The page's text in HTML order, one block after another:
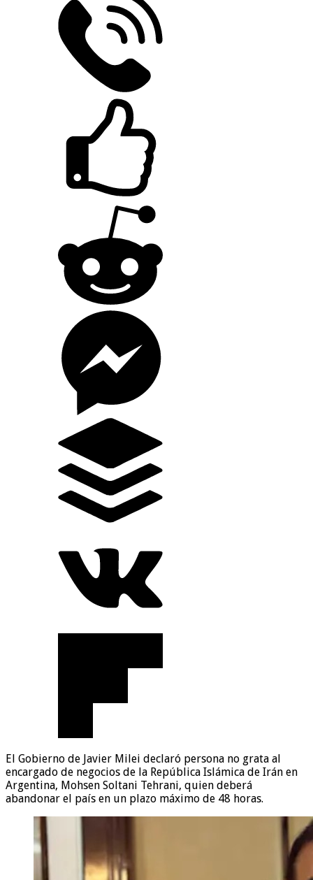
El Gobierno de Javier Milei declaró persona no grata al
encargado de negocios de la República Islámica de Irán en
Argentina, Mohsen Soltani Tehrani, quien deberá
abandonar el país en un plazo máximo de 48 horas.